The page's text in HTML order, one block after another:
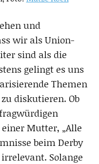
und
wir als Union-
sind als die
gelingt es uns
Themen
diskutieren. Ob
Mutter, „Alle
beim Derby
Solange